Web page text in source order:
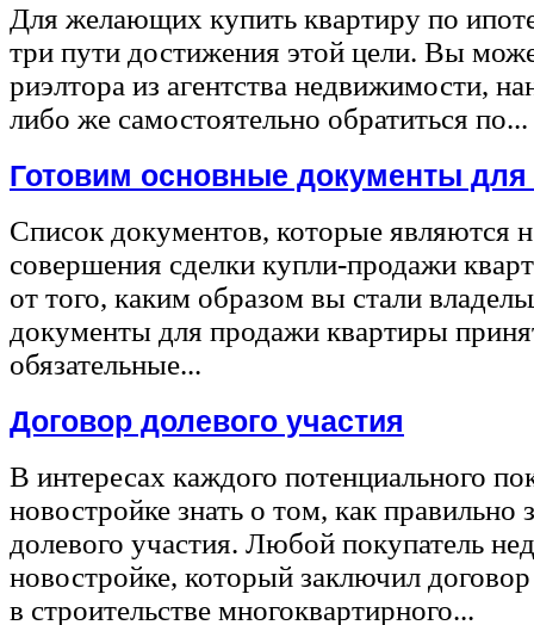
Для желающих купить квартиру по
три пути достижения этой цели. Вы
риэлтора из агентства недвижимости,
либо же самостоятельно обратиться по...
Готовим основные документы
Список документов, которые являются
совершения сделки купли-продажи
от того, каким образом вы стали
документы для продажи квартиры
обязательные...
Договор долевого участия
В интересах каждого потенциального
новостройке знать о том, как правильно
долевого участия. Любой покупатель
новостройке, который заключил
в строительстве многоквартирного...